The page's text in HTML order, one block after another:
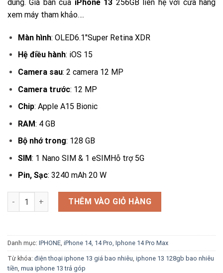
dùng. Giá bán của iPhone 13 256GB liên hệ với cửa hàng
xem máy tham khảo….
Màn hình: OLED6.1″Super Retina XDR
Hệ điều hành: iOS 15
Camera sau: 2 camera 12 MP
Camera trước: 12 MP
Chip: Apple A15 Bionic
RAM: 4 GB
Bộ nhớ trong: 128 GB
SIM: 1 Nano SIM & 1 eSIMHỗ trợ 5G
Pin, Sạc: 3240 mAh 20 W
iPhone 13 - Quốc Tế Chính Hãng 128GB - 256GB số lượng
THÊM VÀO GIỎ HÀNG
Danh mục: IPHONE, iPhone 14, 14 Pro, Iphone 14 Pro Max
Từ khóa: điện thoại iphone 13 giá bao nhiêu, iphone 13 128gb bao nhiêu
tiền, mua iphone 13 trả góp